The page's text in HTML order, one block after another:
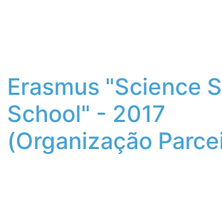
Erasmus "Science
School" - 2017
(Organização